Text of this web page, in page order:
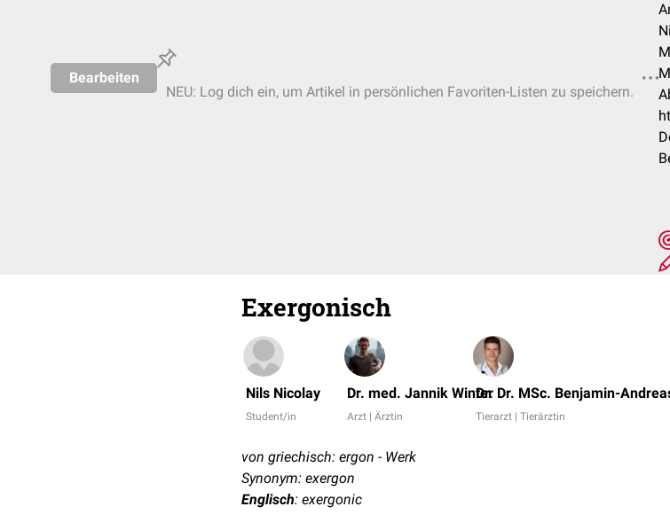
Bearbeiten
NEU: Log dich ein, um Artikel in persönlichen Favoriten-Listen zu speichern.
Exergonisch
Nils Nicolay
Student/in
Dr. med. Jannik Winter
Arzt | Ärztin
Dr. Dr. MSc. Benjamin-
Tierarzt | Tierärztin
von griechisch: ergon - Werk
Synonym: exergon
Englisch: exergonic